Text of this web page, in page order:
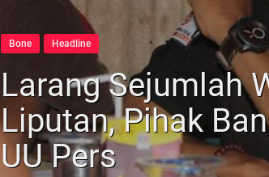
Bone Headline
Larang Sejumlah
Liputan, Pihak
UU Pers